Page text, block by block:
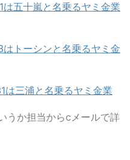
五十嵐と名乗るヤミ金業
トーシンと名乗るヤミ金
三浦と名乗るヤミ金業
うか担当からcメールで詳